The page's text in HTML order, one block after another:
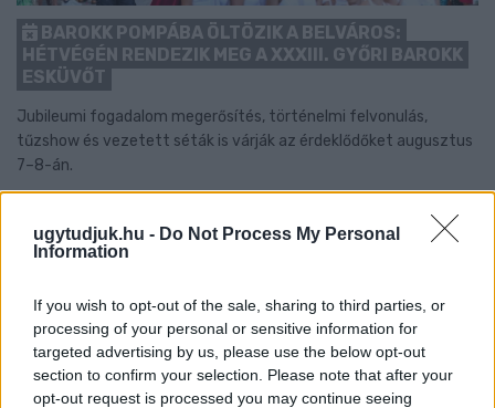
ugytudjuk.hu - Do Not Process My Personal
Information
If you wish to opt-out of the sale, sharing to third parties, or
processing of your personal or sensitive information for
targeted advertising by us, please use the below opt-out
section to confirm your selection. Please note that after your
opt-out request is processed you may continue seeing
BAROKK POMPÁBA ÖLTÖZIK A BELVÁROS:
HÉTVÉGÉN RENDEZIK MEG A XXXIII. GYŐRI BAROKK
ESKÜVŐT
Jubileumi fogadalom megerősítés, történelmi felvonulás,
tűzshow és vezetett séták is várják az érdeklődőket augusztus
7–8-án.